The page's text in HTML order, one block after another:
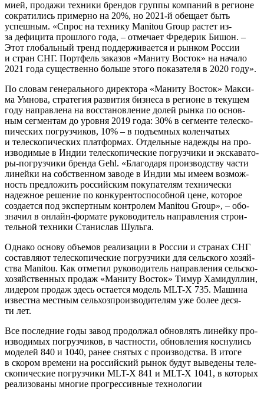
ми­ей, про­да­жи тех­ни­ки брен­дов груп­пы ком­па­ний в реги­оне
сокра­ти­лись при­мер­но на 20%, но 2021-й обе­ща­ет быть
успеш­ным. «Спрос на тех­ни­ку Manitou Group рас­тет из-
за дефи­ци­та про­шло­го года, – отме­ча­ет Фре­де­рик Бишон. –
Этот гло­баль­ный тренд под­дер­жи­ва­ет­ся и рын­ком Рос­сии
и стран СНГ. Порт­фель зака­зов «Мани­ту Восток» на нача­ло
2021 года суще­ствен­но боль­ше это­го пока­за­те­ля в 2020 году».
По сло­вам гене­раль­но­го дирек­то­ра «Мани­ту Восток» Мак­си­
ма Умно­ва, стра­те­гия раз­ви­тия биз­не­са в реги­оне в теку­щем
году направ­ле­на на вос­ста­нов­ле­ние долей рын­ка по основ­
ным сег­мен­там до уров­ня 2019 года: 30% в сег­мен­те теле­ско­
пи­че­ских погруз­чи­ков, 10% – в подъ­ем­ных колен­ча­тых
и теле­ско­пи­че­ских плат­фор­мах. Отдель­ные надеж­ды на про­
из­во­ди­мые в Индии теле­ско­пи­че­ские погруз­чи­ки и экс­ка­ва­то­
ры-погруз­чи­ки брен­да Gehl. «Бла­го­да­ря про­из­вод­ству части
линей­ки на соб­ствен­ном заво­де в Индии мы име­ем воз­мож­
ность пред­ло­жить рос­сий­ским поку­па­те­лям тех­ни­че­ски
надеж­ное реше­ние по кон­ку­рен­то­спо­соб­ной цене, кото­рое
созда­ет­ся под экс­перт­ным кон­тро­лем Manitou Group», – обо­
зна­чил в онлайн-фор­ма­те руко­во­ди­тель направ­ле­ния стро­и­
тель­ной тех­ни­ки Ста­ни­слав Шульга.
Одна­ко осно­ву объ­е­мов реа­ли­за­ции в Рос­сии и стра­нах СНГ
состав­ля­ют теле­ско­пи­че­ские погруз­чи­ки для сель­ско­го хозяй­
ства Manitou. Как отме­тил руко­во­ди­тель направ­ле­ния сель­ско­
хо­зяй­ствен­ных про­даж «Мани­ту Восток» Тимур Хами­дул­лин,
лиде­ром про­даж здесь оста­ет­ся модель MLT-X 735. Маши­на
извест­на мест­ным сель­хоз­про­из­во­ди­те­лям уже более деся­
ти лет.
Все послед­ние годы завод про­дол­жал обнов­лять линей­ку про­
из­во­ди­мых погруз­чи­ков, в част­но­сти, обнов­ле­ния кос­ну­лись
моде­лей 840 и 1040, ранее сня­тых с про­из­вод­ства. В ито­ге
в ско­ром вре­ме­ни на рос­сий­ский рынок будут выве­де­ны теле­
ско­пи­че­ские погруз­чи­ки MLT-X 841 и MLT-X 1041, в кото­рых
реа­ли­зо­ва­ны мно­гие про­грес­сив­ные тех­но­ло­гии